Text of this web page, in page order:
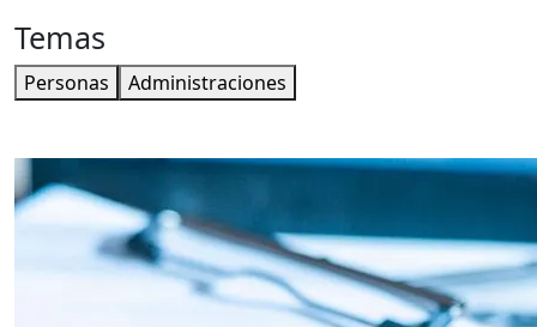
Temas
Personas Administraciones